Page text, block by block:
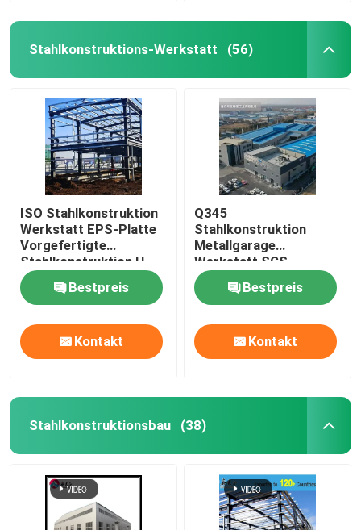
Stahlkonstruktions-Werkstatt (56)
ISO Stahlkonstruktion
Werkstatt EPS-Platte
Vorgefertigte
Stahlkonstruktion H-
förmig
Bestpreis
Kontakt
Q345
Stahlkonstruktion
Metallgarage
Werkstatt SGS-
Zertifikat
Bestpreis
Kontakt
Stahlkonstruktionsbau (38)